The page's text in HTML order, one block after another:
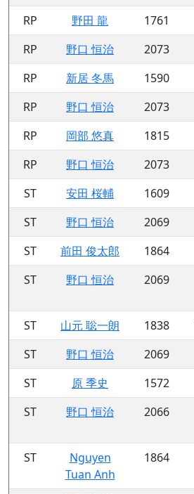
RP
野田 龍 1761
RP
野口 恒治 2073
RP
新居 冬馬 1590
RP
野口 恒治 2073
RP
岡部 悠真 1815
RP
野口 恒治 2073
ST
安田 桜輔 1609
ST
野口 恒治 2069
ST
前田 俊太郎 1864
ST
野口 恒治 2069
ST
山元 聡一朗 1838
ST
野口 恒治 2069
ST
原 季史 1572
ST
野口 恒治 2066
ST
Nguyen
Tuan Anh
1864